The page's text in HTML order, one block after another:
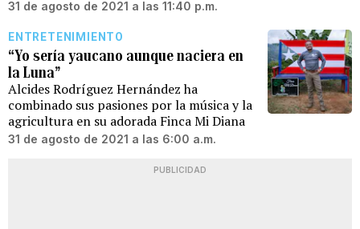
31 de agosto de 2021 a las 11:40 p.m.
ENTRETENIMIENTO
“Yo sería yaucano aunque naciera en
la Luna”
Alcides Rodríguez Hernández ha
combinado sus pasiones por la música y la
agricultura en su adorada Finca Mi Diana
31 de agosto de 2021 a las 6:00 a.m.
PUBLICIDAD